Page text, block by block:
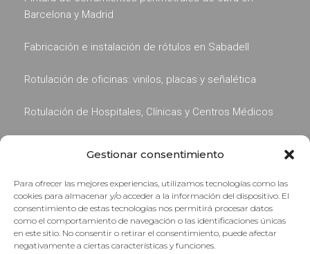
Gestionar consentimiento
Para ofrecer las mejores experiencias, utilizamos tecnologías como las
cookies para almacenar y/o acceder a la información del dispositivo. El
consentimiento de estas tecnologías nos permitirá procesar datos
como el comportamiento de navegación o las identificaciones únicas
en este sitio. No consentir o retirar el consentimiento, puede afectar
negativamente a ciertas características y funciones.
Barcelona y Madrid
Fabricación e instalación de rótulos en Sabadell
Rotulación de oficinas: vinilos, placas y señalética
Rotulación de Hospitales, Clínicas y Centros Médicos